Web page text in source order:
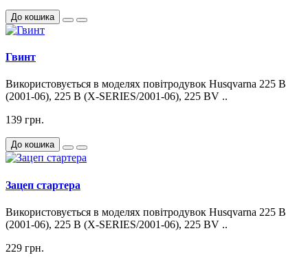
До кошика
Гвинт
Використовується в моделях повітродувок Husqvarna 225 B
(2001-06), 225 B (X-SERIES/2001-06), 225 BV ..
139 грн.
До кошика
Зацеп стартера
Використовується в моделях повітродувок Husqvarna 225 B
(2001-06), 225 B (X-SERIES/2001-06), 225 BV ..
229 грн.